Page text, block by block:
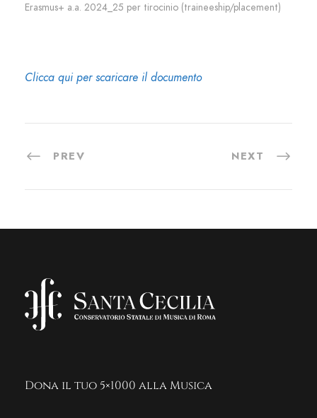
Erasmus+ a.a. 2024_25 per tirocinio (traineeship/placement)
Clicca qui per scaricare il documento
PREV NEXT
Dona il tuo 5×1000 alla Musica